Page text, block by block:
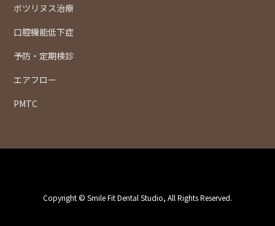
ボツリヌス治療
口腔機能低下症
予防・定期検診
エアフロー
PMTC
Copyright © Smile Fit Dental Studio, All Rights Reserved.